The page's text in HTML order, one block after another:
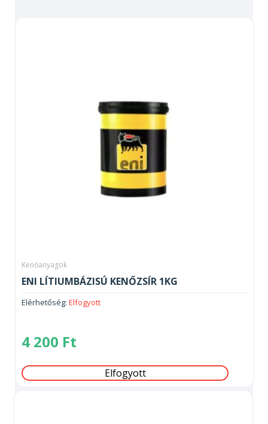
Kenőanyagok
ENI LÍTIUMBÁZISÚ KENŐZSÍR 1KG
Elérhetőség: Elfogyott
4 200 Ft
Elfogyott